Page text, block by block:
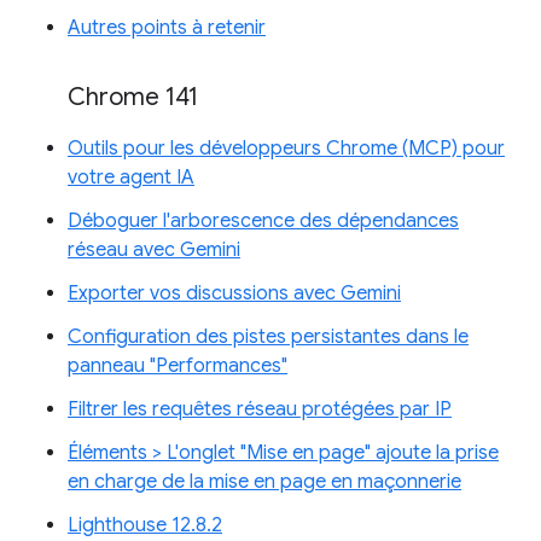
Autres points à retenir
Chrome 141
Outils pour les développeurs Chrome (MCP) pour
votre agent IA
Déboguer l'arborescence des dépendances
réseau avec Gemini
Exporter vos discussions avec Gemini
Configuration des pistes persistantes dans le
panneau "Performances"
Filtrer les requêtes réseau protégées par IP
Éléments > L'onglet "Mise en page" ajoute la prise
en charge de la mise en page en maçonnerie
Lighthouse 12.8.2